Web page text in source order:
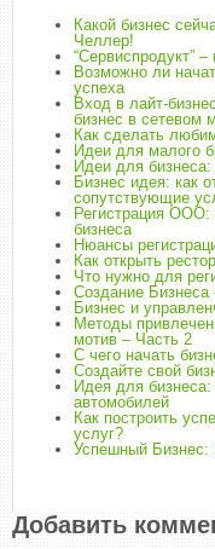
Какой бизнес
Челлер!
“Cервиспродукт”
Возможно ли
успеха
Вход в лайт-
бизнес в сетевом
Как сделать
Идеи для малого
Идеи для
Бизнес идея: как
сопутствующие
Регистрация ООО:
бизнеса
Нюансы
Как открыть
Что нужно для
Создание
Бизнес и
Методы
мотив – Часть 2
С чего начать
Создайте свой
Идея для
автомобилей
Как построить
услуг?
Успешный Бизнес:
Добавить